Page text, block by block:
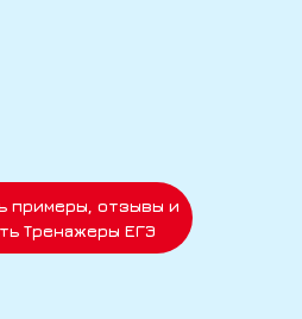
примеры, отзывы и
Тренажеры ЕГЭ